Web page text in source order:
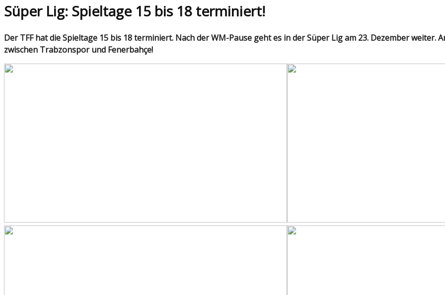
Süper Lig: Spieltage 15 bis 18 terminiert!
Der TFF hat die Spieltage 15 bis 18 terminiert. Nach der WM-Pause geht es in der Süper Lig am 23. Dezember weiter. Am 24. Dezember kommt es zum hitzigen Duell
zwischen Trabzonspor und Fenerbahçe!